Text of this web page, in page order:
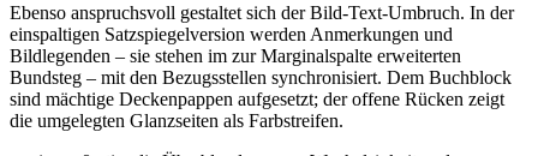
Ebenso anspruchsvoll gestaltet sich der Bild-Text-Umbruch. In der
einspaltigen Satzspiegelversion werden Anmerkungen und
Bildlegenden – sie stehen im zur Marginalspalte erweiterten
Bundsteg – mit den Bezugsstellen synchronisiert. Dem Buchblock
sind mächtige Deckenpappen aufgesetzt; der offene Rücken zeigt
die umgelegten Glanzseiten als Farbstreifen.